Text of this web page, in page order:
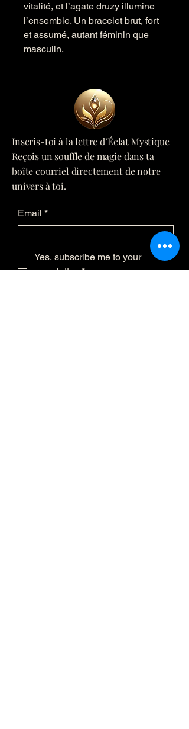
vitalité, et l’agate druzy illumine
l’ensemble. Un bracelet brut, fort
et assumé, autant féminin que
masculin.
Inscris-toi à la lettre d’Éclat Mystique
Reçois un souffle de magie dans ta
boîte courriel directement de notre
univers à toi.
Email *
Yes, subscribe me to your
newsletter. *